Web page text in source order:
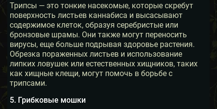
Трипсы — это тонкие насекомые, которые скребут
поверхность листьев каннабиса и высасывают
содержимое клеток, образуя серебристые или
бронзовые шрамы. Они также могут переносить
вирусы, еще больше подрывая здоровье растения.
Обрезка пораженных листьев и использование
липких ловушек или естественных хищников, таких
как хищные клещи, могут помочь в борьбе с
трипсами.
5. Грибковые мошки